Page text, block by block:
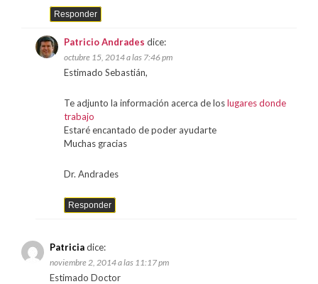
Responder
Patricio Andrades dice:
octubre 15, 2014 a las 7:46 pm
Estimado Sebastián,
Te adjunto la información acerca de loslugares donde
trabajo
Estaré encantado de poder ayudarte
Muchas gracias
Dr. Andrades
Responder
Patriciadice:
noviembre 2, 2014 a las 11:17 pm
Estimado Doctor